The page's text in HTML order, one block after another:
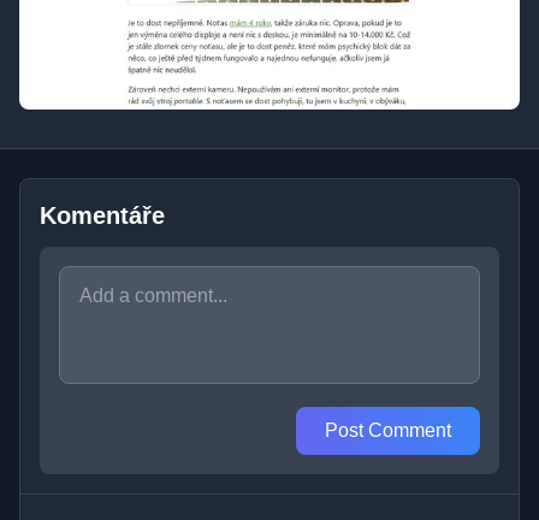
Komentáře
Post Comment